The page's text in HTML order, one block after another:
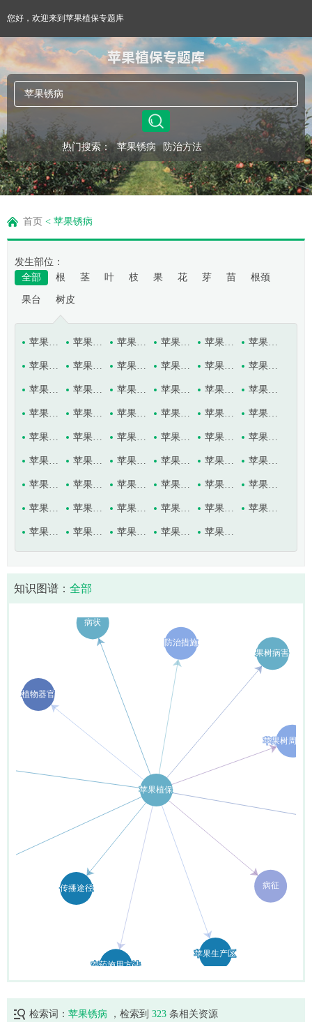
您好，欢迎来到苹果植保专题库
苹果植保专题库
热门搜索： 苹果锈病 防治方法
首页 < 苹果锈病
发生部位：
全部
根 茎 叶 枝 果 花 芽 苗 根颈
果台 树皮
苹果白粉病 苹果白星病 苹果斑点落叶病 苹果痘斑病 苹果干腐病 苹果干枯病
苹果根癌病 苹果根腐线虫病 苹果果肉褐变病 苹果果锈病 苹果褐斑病 苹果褐烫病
苹果黑点病 苹果黑腐病 苹果黑星病 苹果花腐病 苹果灰斑病 苹果苦痘病
苹果立枯病 苹果链格孢烂果病 苹果轮斑病 苹果轮纹病 苹果霉心病 苹果泡性溃疡病
苹果日灼病 苹果树白绢病 苹果树白纹羽病 苹果树丛枝病 苹果树粗皮病 苹果树腐烂病
苹果树根结线虫病 苹果树花叶病 苹果树木腐病 苹果树缺氮症 苹果树缺钾症 苹果树缺磷症
苹果树缺镁症 苹果树缺铁症 苹果树衰退病 苹果树细菌毛根病 苹果树小叶病 苹果树枝枯病
苹果树枝溃疡病 苹果树紫纹羽病 苹果水心病 苹果缩果病 苹果炭疽病 苹果锈病
苹果锈果病 苹果疫腐病 苹果银叶病 苹果圆斑病 苹果圆斑根腐病
知识图谱： 全部
检索词： 苹果锈病 ，检索到 323 条相关资源